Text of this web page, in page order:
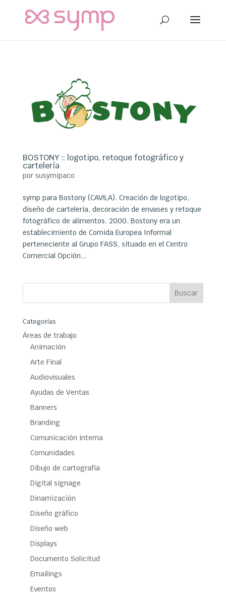
BOSTONY :: logotipo, retoque fotográfico y
cartelería
por susymipaco
symp para Bostony (CAV!LA). Creación de logotipo,
diseño de cartelería, decoración de envases y retoque
fotográfico de alimentos. 2000. Bostony era un
establecimiento de Comida Europea Informal
perteneciente al Grupo FASS, situado en el Centro
Comercial Opción...
Categorías
Áreas de trabajo
Animación
Arte Final
Audiovisuales
Ayudas de Ventas
Banners
Branding
Comunicación interna
Comunidades
Dibujo de cartografía
Digital signage
Dinamización
Diseño gráfico
Diseño web
Displays
Documento Solicitud
Emailings
Eventos